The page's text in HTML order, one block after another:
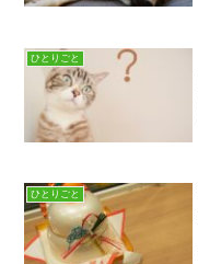
ひとりごと
ひとりごと